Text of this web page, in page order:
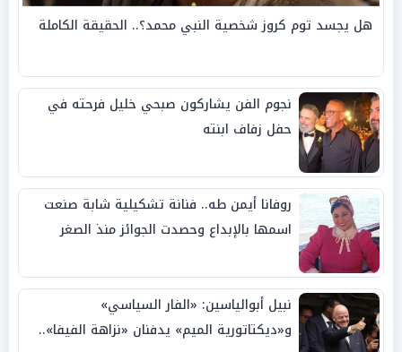
هل يجسد توم كروز شخصية النبي محمد؟.. الحقيقة الكاملة
نجوم الفن يشاركون صبحي خليل فرحته في
حفل زفاف ابنته
روفانا أيمن طه.. فنانة تشكيلية شابة صنعت
اسمها بالإبداع وحصدت الجوائز منذ الصغر
نبيل أبوالياسين: «الفار السياسي»
و«ديكتاتورية الميم» يدفنان «نزاهة الفيفا»..